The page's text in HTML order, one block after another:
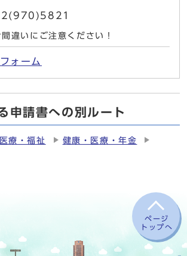
違いにご注意ください！
ォーム
申請書への別ルート
療・福祉
健康・医療・年金
ページ
トップへ